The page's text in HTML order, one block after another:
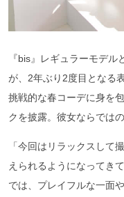
『bis』レギュラーモデ
が、2年ぶり2度目となる
挑戦的な春コーデに身を
クを披露。彼女ならでは
「今回はリラックスして
えられるようになってき
では、プレイフルな一面